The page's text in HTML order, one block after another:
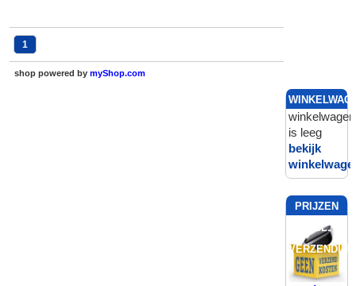
1
shop powered by myShop.com
winkelwagen
is leeg
bekijk
PRIJZEN
INCL.
VERZENDING